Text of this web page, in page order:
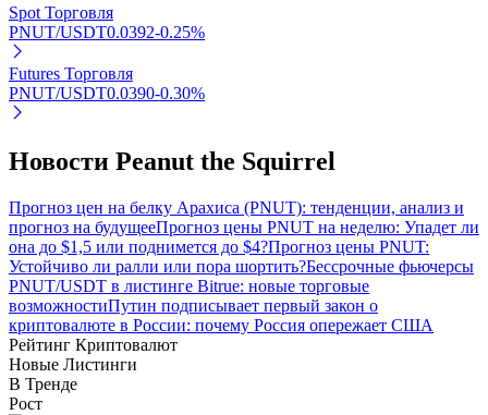
Партнеры Bitrue
До 65% комиссии!
Spot Торговля
PNUT/USDT0.0392-0.25%
Futures Торговля
PNUT/USDT0.0390-0.30%
Новости Peanut the Squirrel
Прогноз цен на белку Арахиса (PNUT): тенденции, анализ и
прогноз на будущееПрогноз цены PNUT на неделю: Упадет ли
она до $1,5 или поднимется до $4?Прогноз цены PNUT:
Устойчиво ли ралли или пора шортить?Бессрочные фьючерсы
PNUT/USDT в листинге Bitrue: новые торговые
возможностиПутин подписывает первый закон о
криптовалюте в России: почему Россия опережает США
Рейтинг Криптовалют
Новые Листинги
В Тренде
Рост